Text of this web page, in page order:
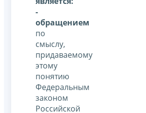
-
обращением
по
смыслу,
придаваемому
этому
понятию
Федеральным
законом
Российской